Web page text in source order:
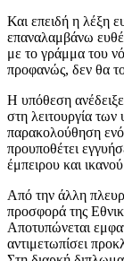
Και επειδή η λέξη
επαναλαμβάνω
με το γράμμα του
προφανώς, δεν θα
Η υπόθεση
στη λειτουργία
παρακολούθηση
προυποθέτει
έμπειρου και
Από την άλλη
προσφορά της
Αποτυπώνεται
αντιμετωπίσει